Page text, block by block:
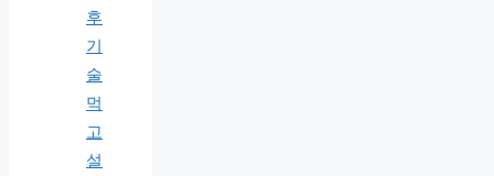
후
기
술
먹
고
설